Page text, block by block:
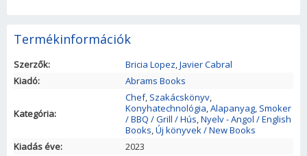
Termékinformációk
Szerzők: Bricia Lopez,Javier Cabral
Kiadó:
Abrams Books
Kategória:
Chef, Szakácskönyv,
Konyhatechnológia,Alapanyag, Smoker
/ BBQ / Grill / Hús,Nyelv - Angol / English
Books,Új könyvek / New Books
Kiadás éve:
2023